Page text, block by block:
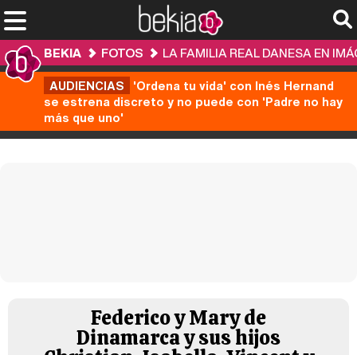
BEKIA FOTOS
LA FAMILIA REAL DANESA EN
AUDIENCIAS 'Ordena tu vida' con Inés Hernand
se estrena discreto y no puede con 'Padre no hay
más que uno'
Federico y Mary de
Dinamarca y sus hijos